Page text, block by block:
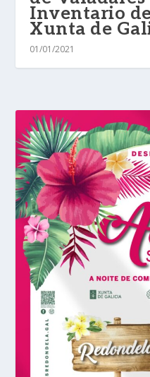
Inventario
Xunta de
01/01/2021